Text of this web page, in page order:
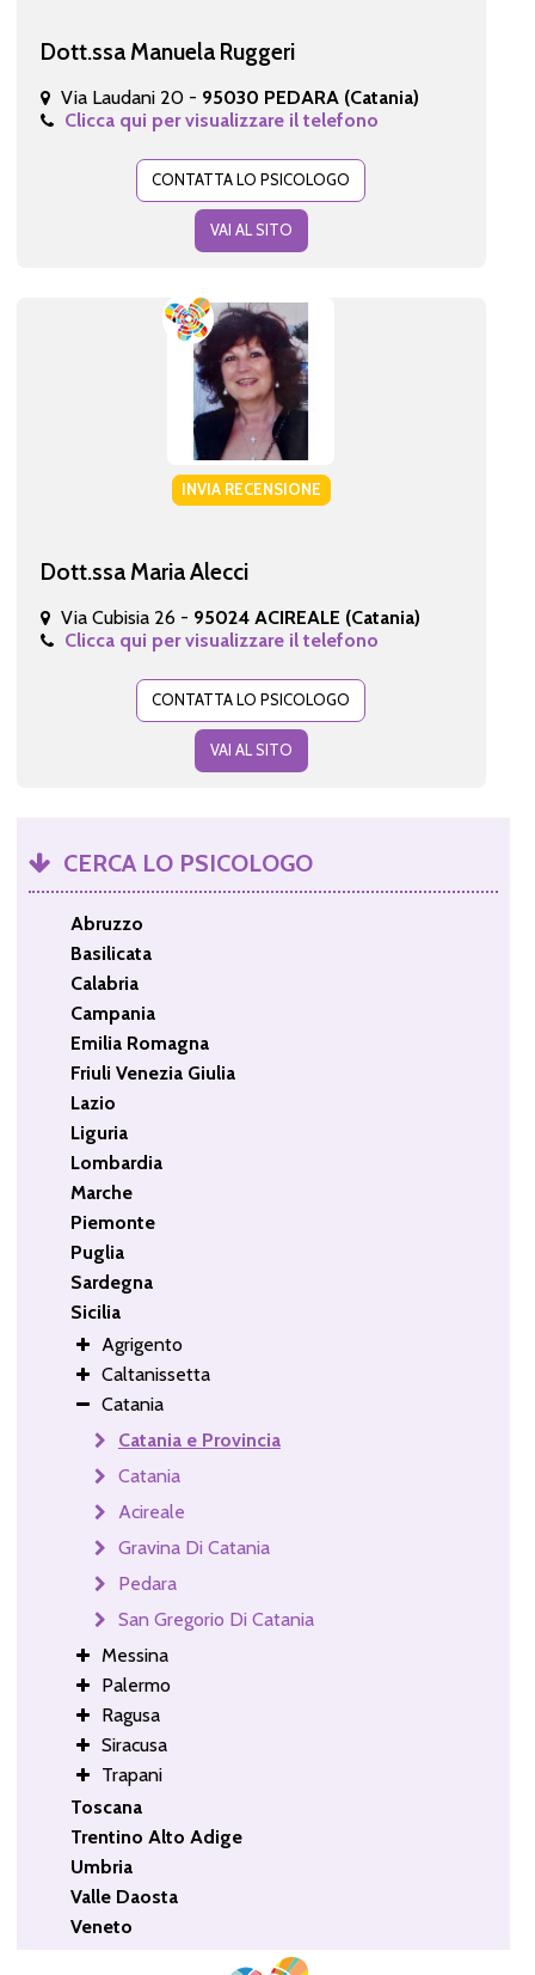
Dott.ssa Manuela Ruggeri
Via Laudani 20 - 95030 PEDARA (Catania)
Clicca qui per visualizzare il telefono
CONTATTA LO PSICOLOGO
VAI AL SITO
INVIA RECENSIONE
Dott.ssa Maria Alecci
Via Cubisia 26 - 95024 ACIREALE (Catania)
Clicca qui per visualizzare il telefono
CONTATTA LO PSICOLOGO
VAI AL SITO
CERCA LO PSICOLOGO
Abruzzo
Basilicata
Calabria
Campania
Emilia Romagna
Friuli Venezia Giulia
Lazio
Liguria
Lombardia
Marche
Piemonte
Puglia
Sardegna
Sicilia
Agrigento
Caltanissetta
Catania
Catania e Provincia
Catania
Acireale
Gravina Di Catania
Pedara
San Gregorio Di Catania
Messina
Palermo
Ragusa
Siracusa
Trapani
Toscana
Trentino Alto Adige
Umbria
Valle Daosta
Veneto